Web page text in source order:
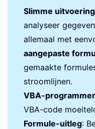
Slimme uitvoering
analyseer
allemaal met
aangepaste
gemaakte
stroomlijnen.
VBA-
VBA-code
Formule-uitleg: